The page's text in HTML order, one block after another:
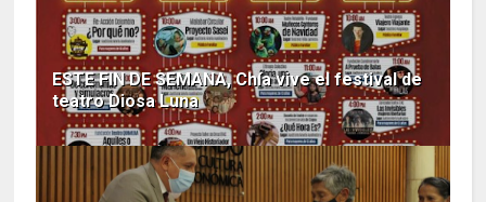
ESTE FIN DE SEMANA, Chía vive el festival de
teatro Diosa Luna